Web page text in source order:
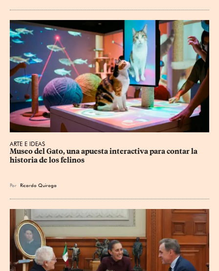
ARTE E IDEAS
Museo del Gato, una apuesta interactiva para contar la
historia de los felinos
Por Ricardo Quiroga